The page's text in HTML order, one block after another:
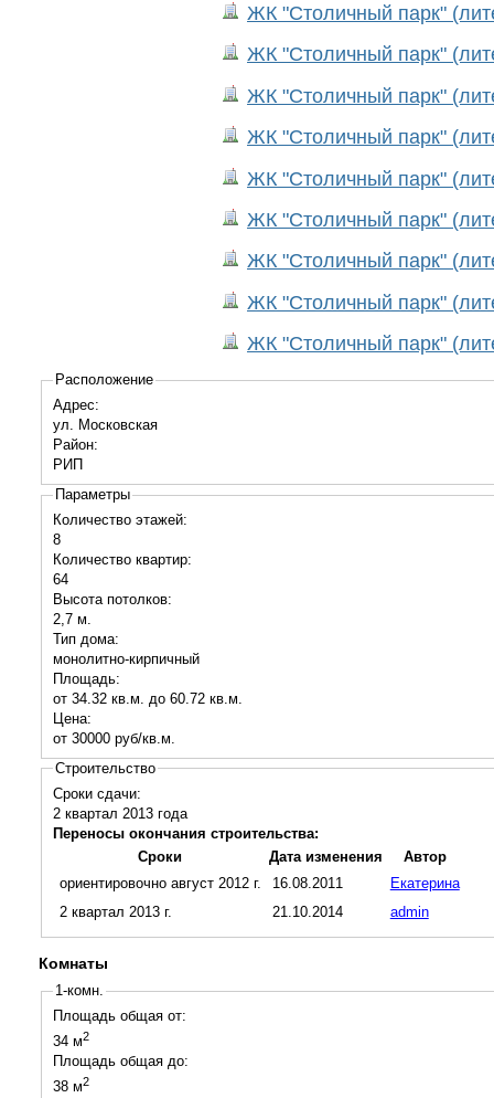
ЖК "Столичный парк"
ЖК "Столичный парк"
ЖК "Столичный парк"
ЖК "Столичный парк"
ЖК "Столичный парк"
ЖК "Столичный парк"
ЖК "Столичный парк"
ЖК "Столичный парк"
ЖК "Столичный парк"
Расположение
Адрес:
ул. Московская
Район:
РИП
Параметры
Количество этажей:
8
Количество квартир:
64
Высота потолков:
2,7 м.
Тип дома:
монолитно-кирпичный
Площадь:
от 34.32 кв.м. до 60.72 кв.м.
Цена:
от 30000 руб/кв.м.
Строительство
Сроки сдачи:
2 квартал 2013года
Переносы окончания строительства:
Сроки
Дата изменения
Автор
ориентировочно август 2012 г.
16.08.2011
Екатерина
2 квартал 2013 г.
21.10.2014 admin
Комнаты
1-комн.
Площадь общая от:
34 м2
Площадь общая до:
38 м2